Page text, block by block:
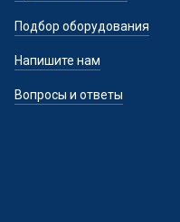
Подбор оборудования
Напишите нам
Вопросы и ответы